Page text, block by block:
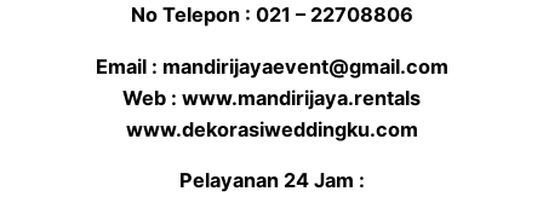
No Telepon : 021 – 22708806
Email : mandirijayaevent@gmail.com
Web : www.mandirijaya.rentals
www.dekorasiweddingku.com
Pelayanan 24 Jam :